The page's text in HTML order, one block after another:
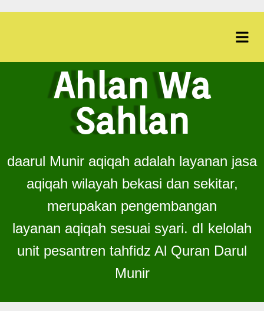
Ahlan Wa
Sahlan
daarul Munir aqiqah adalah layanan jasa
aqiqah wilayah bekasi dan sekitar,
merupakan pengembangan
layanan aqiqah sesuai syari. dI kelolah
unit pesantren tahfidz Al Quran Darul
Munir